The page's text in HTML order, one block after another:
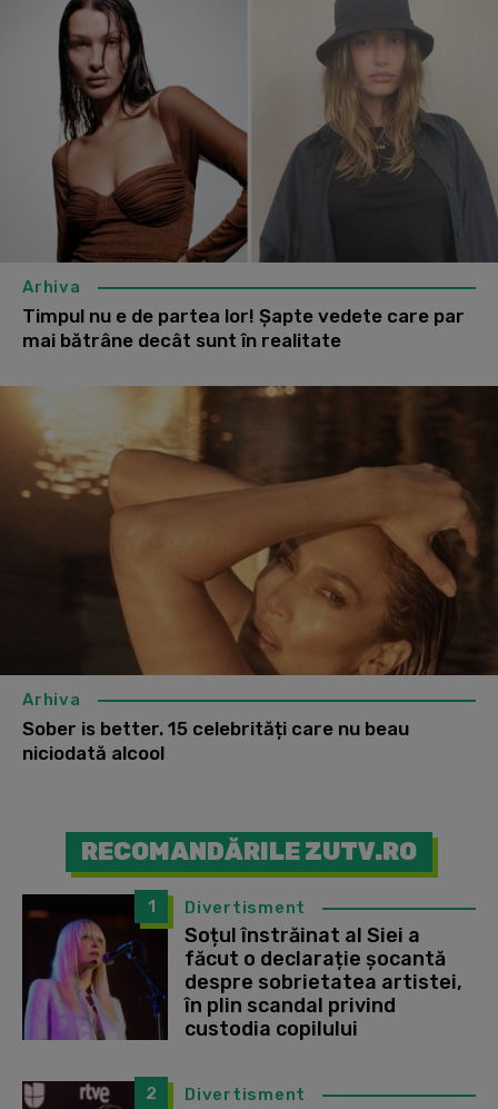
Arhiva
Timpul nu e de partea lor! Șapte vedete care par
mai bătrâne decât sunt în realitate
Arhiva
Sober is better. 15 celebrități care nu beau
niciodată alcool
RECOMANDĂRILE ZUTV.RO
1 Divertisment
Soțul înstrăinat al Siei a
făcut o declarație șocantă
despre sobrietatea artistei,
în plin scandal privind
custodia copilului
2 Divertisment